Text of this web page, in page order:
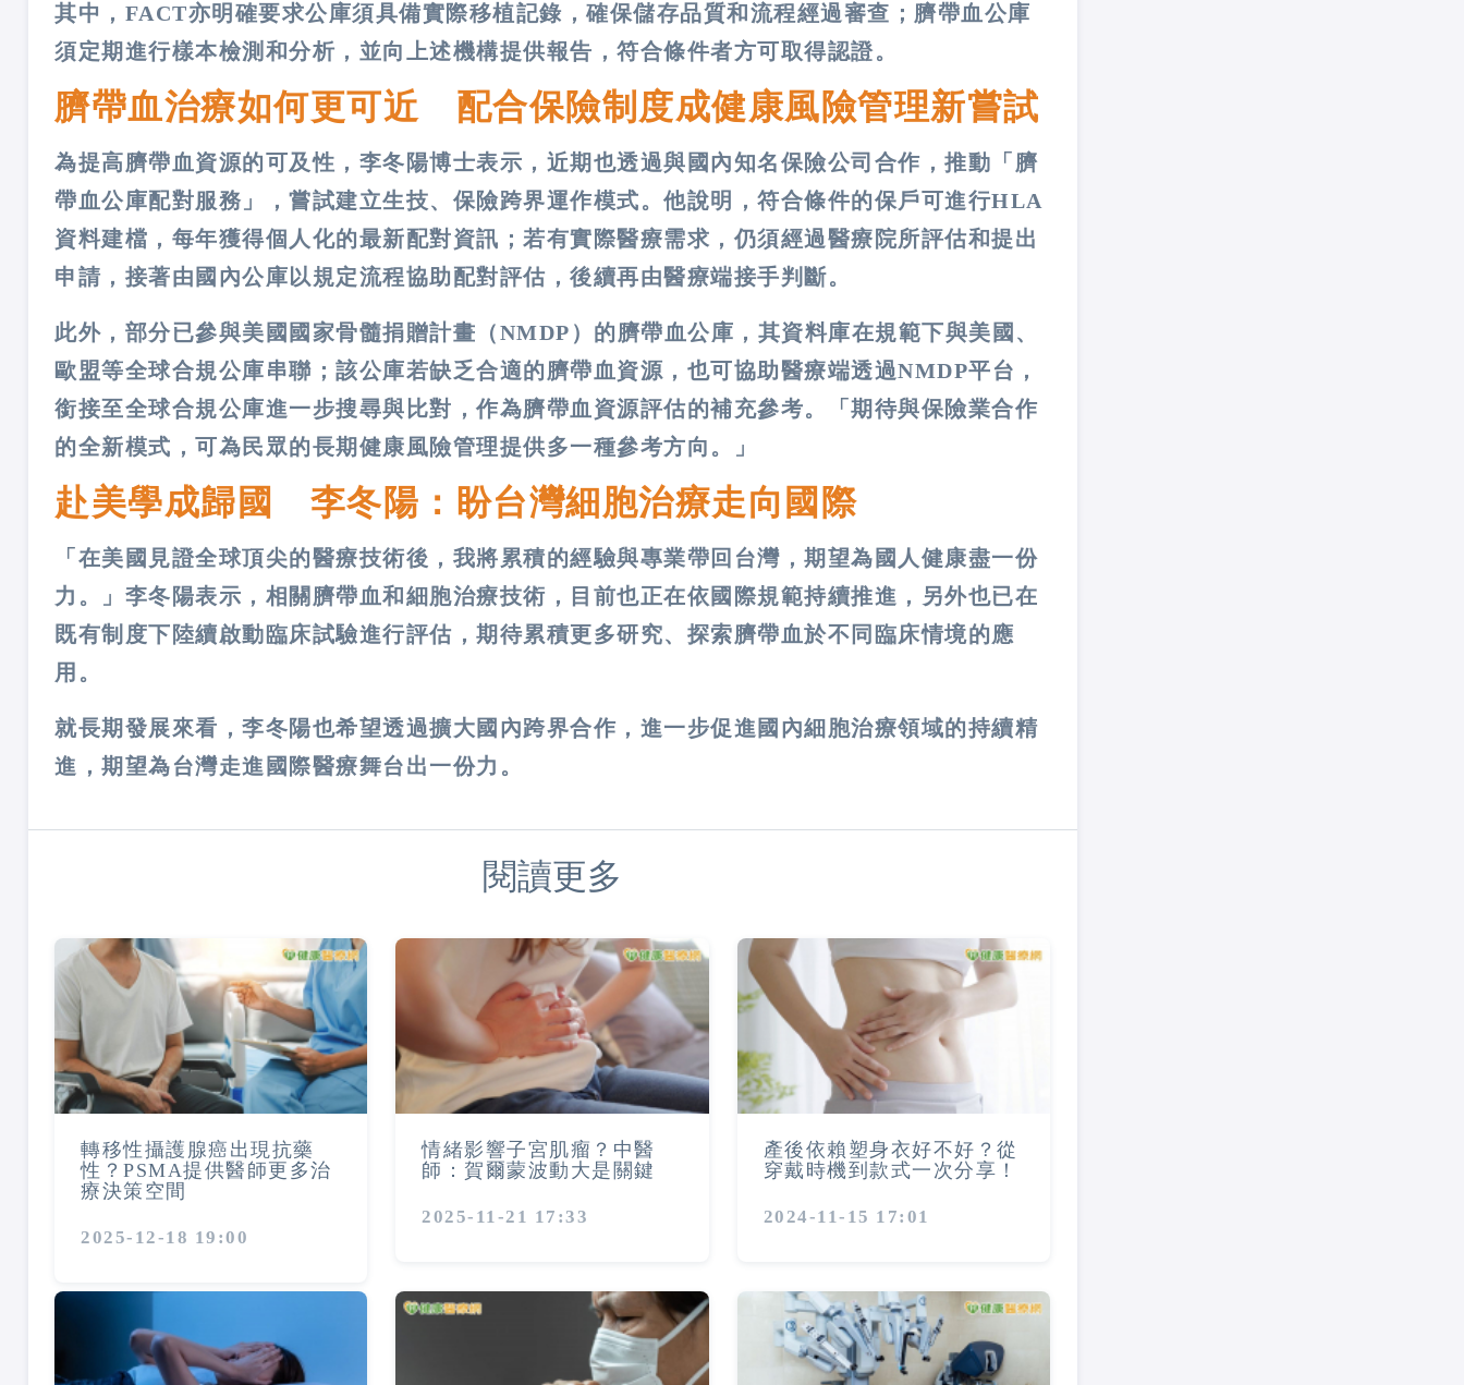
其中，FACT亦明確要求公庫須具備實際移植記錄，確保儲存品質和流程經過審查；臍帶血公庫
須定期進行樣本檢測和分析，並向上述機構提供報告，符合條件者方可取得認證。
臍帶血治療如何更可近 配合保險制度成健康風險管理新嘗試
為提高臍帶血資源的可及性，李冬陽博士表示，近期也透過與國內知名保險公司合作，推動「臍
帶血公庫配對服務」，嘗試建立生技、保險跨界運作模式。他說明，符合條件的保戶可進行HLA
資料建檔，每年獲得個人化的最新配對資訊；若有實際醫療需求，仍須經過醫療院所評估和提出
申請，接著由國內公庫以規定流程協助配對評估，後續再由醫療端接手判斷。
此外，部分已參與美國國家骨髓捐贈計畫（NMDP）的臍帶血公庫，其資料庫在規範下與美國、
歐盟等全球合規公庫串聯；該公庫若缺乏合適的臍帶血資源，也可協助醫療端透過NMDP平台，
銜接至全球合規公庫進一步搜尋與比對，作為臍帶血資源評估的補充參考。「期待與保險業合作
的全新模式，可為民眾的長期健康風險管理提供多一種參考方向。」
赴美學成歸國 李冬陽：盼台灣細胞治療走向國際
「在美國見證全球頂尖的醫療技術後，我將累積的經驗與專業帶回台灣，期望為國人健康盡一份
力。」李冬陽表示，相關臍帶血和細胞治療技術，目前也正在依國際規範持續推進，另外也已在
既有制度下陸續啟動臨床試驗進行評估，期待累積更多研究、探索臍帶血於不同臨床情境的應
用。
就長期發展來看，李冬陽也希望透過擴大國內跨界合作，進一步促進國內細胞治療領域的持續精
進，期望為台灣走進國際醫療舞台出一份力。
閱讀更多
轉移性攝護腺癌出現抗藥
性？PSMA提供醫師更多治
療決策空間
2025-12-18 19:00
情緒影響子宮肌瘤？中醫
師：賀爾蒙波動大是關鍵
2025-11-21 17:33
產後依賴塑身衣好不好？從
穿戴時機到款式一次分享！
2024-11-15 17:01